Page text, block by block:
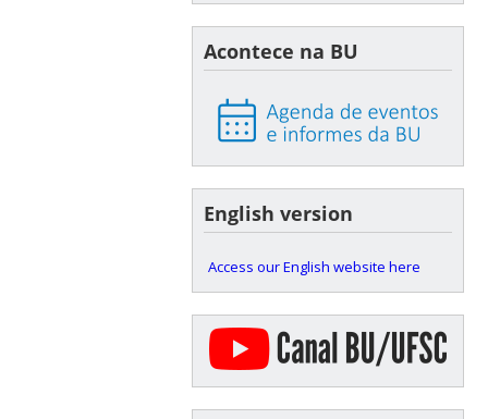
Acontece na BU
English version
Access our English website here